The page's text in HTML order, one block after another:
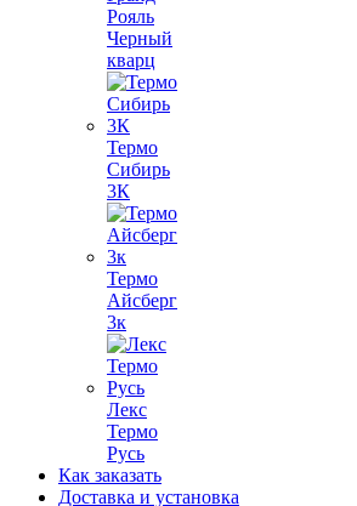
Рояль
Черный
кварц
Термо
Сибирь
3К
Термо
Айсберг
3к
Лекс
Термо
Русь
Как заказать
Доставка и установка